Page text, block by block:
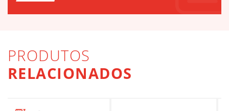
PRODUTOS
RELACIONADOS